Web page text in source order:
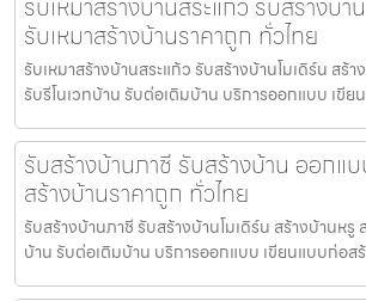
รับเหมาสร้างบ้านราคาถูก ทั่วไทย
รับเหมาสร้างบ้านสระแก้ว รับสร้างบ้านโมเดิร์น สร้า
รับรีโนเวทบ้าน รับต่อเติมบ้าน บริการออกแบบ เขีย
รับสร้างบ้านภาชี รับสร้างบ้าน ออกแ
สร้างบ้านราคาถูก ทั่วไทย
รับสร้างบ้านภาชี รับสร้างบ้านโมเดิร์น สร้างบ้านหรู
บ้าน รับต่อเติมบ้าน บริการออกแบบ เขียนแบบก่อส